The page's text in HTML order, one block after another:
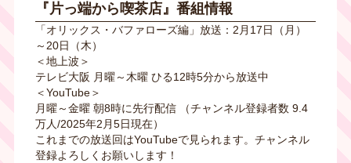
『片っ端から喫茶店』番組情報
「オリックス・バファローズ編」放送：2月17日（月）
～20日（木）
＜地上波＞
テレビ大阪 月曜～木曜 ひる12時5分から放送中
＜YouTube＞
月曜～金曜 朝8時に先行配信 （チャンネル登録者数 9.4
万人/2025年2月5日現在）
これまでの放送回はYouTubeで見られます。チャンネル
登録よろしくお願いします！